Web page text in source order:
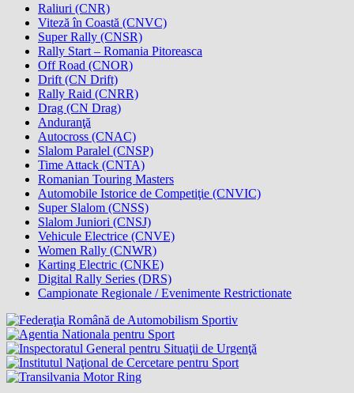
Raliuri (CNR)
Viteză în Coastă (CNVC)
Super Rally (CNSR)
Rally Start – Romania Pitoreasca
Off Road (CNOR)
Drift (CN Drift)
Rally Raid (CNRR)
Drag (CN Drag)
Anduranţă
Autocross (CNAC)
Slalom Paralel (CNSP)
Time Attack (CNTA)
Romanian Touring Masters
Automobile Istorice de Competiţie (CNVIC)
Super Slalom (CNSS)
Slalom Juniori (CNSJ)
Vehicule Electrice (CNVE)
Women Rally (CNWR)
Karting Electric (CNKE)
Digital Rally Series (DRS)
Campionate Regionale / Evenimente Restrictionate